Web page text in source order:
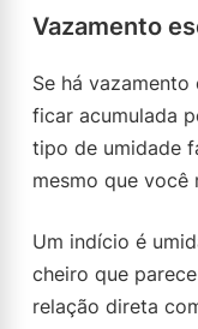
Vazamento
Se há
ficar acumulada
tipo de umidade
mesmo que você
Um indício é
cheiro que
relação direta